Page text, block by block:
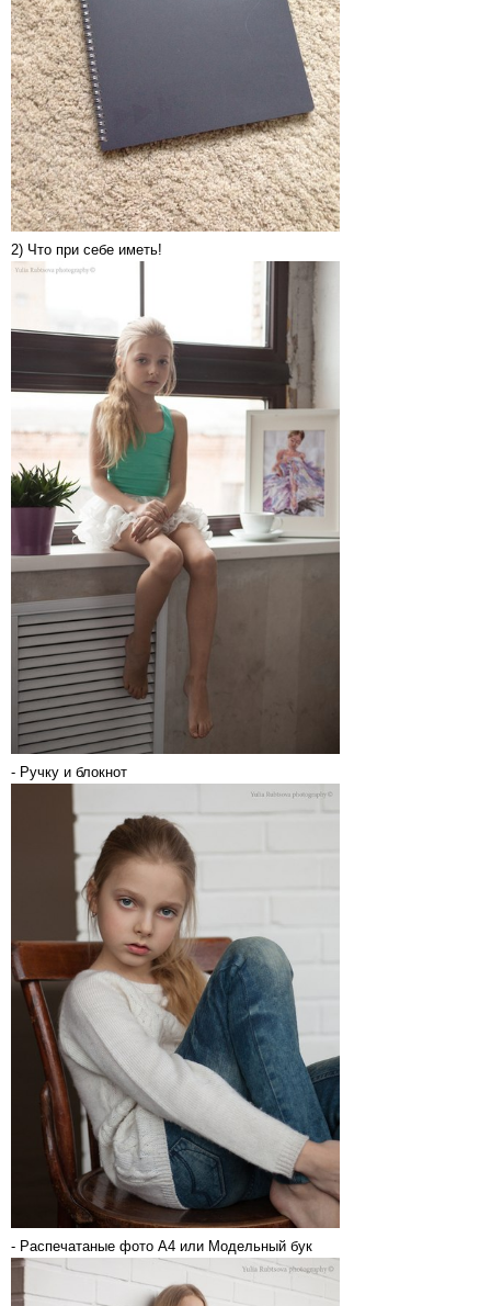
2) Что при себе иметь!
- Ручку и блокнот
- Распечатаные фото А4 или Модельный бук